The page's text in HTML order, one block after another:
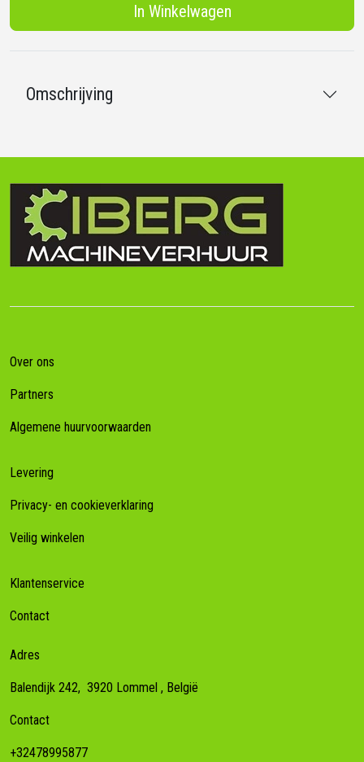
In Winkelwagen
Omschrijving
Over ons
Partners
Algemene huurvoorwaarden
Levering
Privacy- en cookieverklaring
Veilig winkelen
Klantenservice
Contact
Adres
Balendijk 242, 3920 Lommel , België
Contact
+32478995877